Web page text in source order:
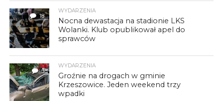
18
WYDARZENIA
Nocna dewastacja na stadionie LKS
Wolanki. Klub opublikował apel do
sprawców
3
WYDARZENIA
Groźnie na drogach w gminie
Krzeszowice. Jeden weekend trzy
wpadki